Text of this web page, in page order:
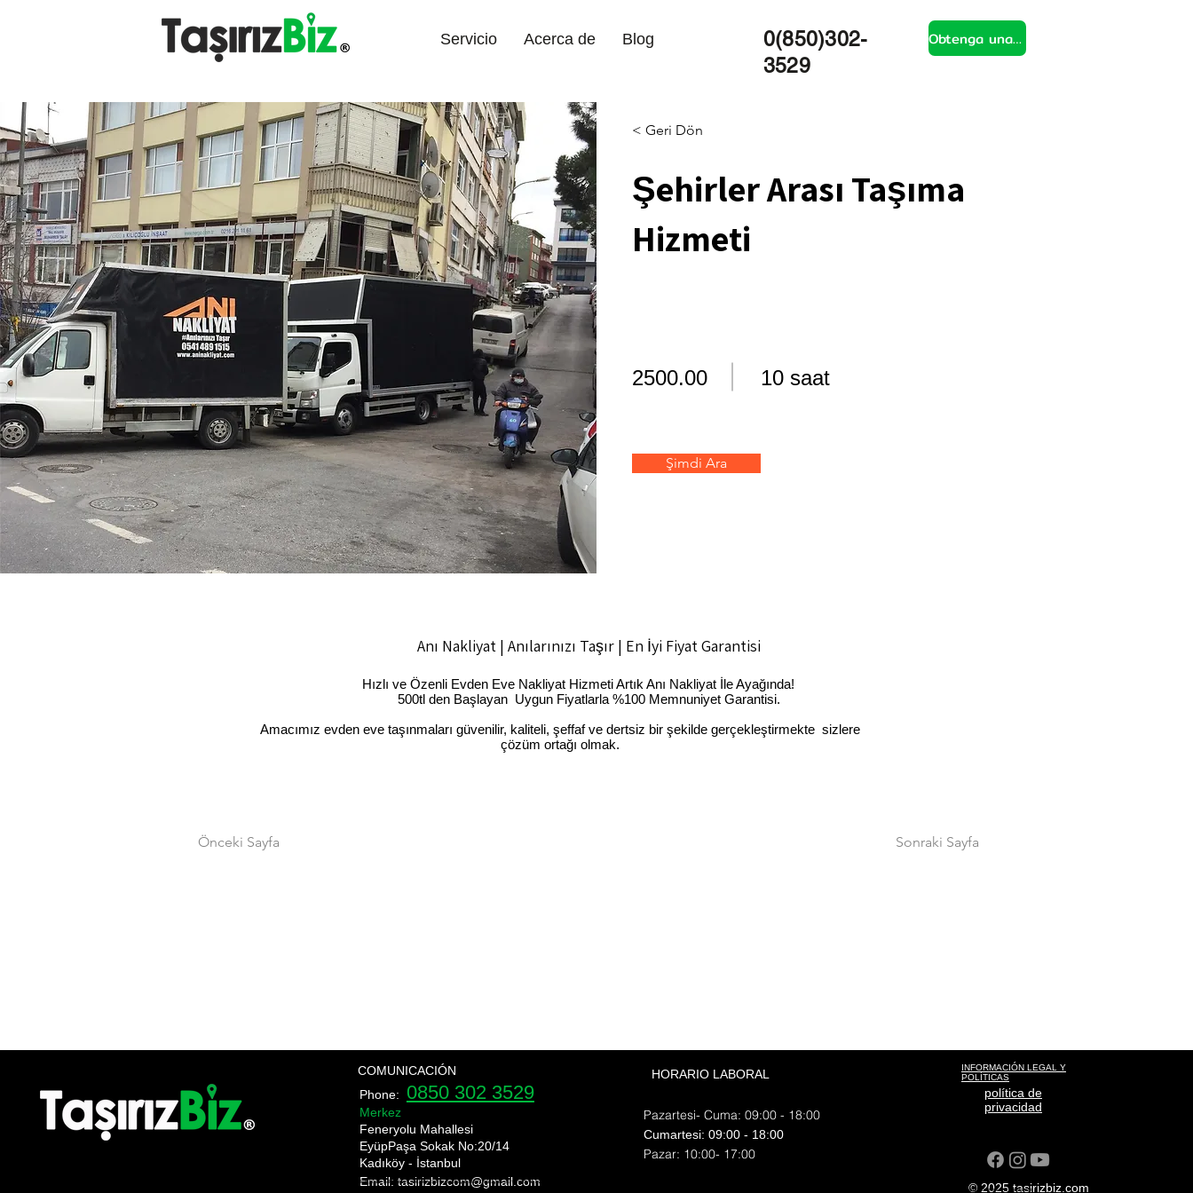
Servicio Acerca de Blog
0(850)302-
3529
Obtenga una cotización
< Geri Dön
Şehirler Arası Taşıma
Hizmeti
2500.00 10 saat
Şimdi Ara
Anı Nakliyat | Anılarınızı Taşır | En İyi Fiyat Garantisi
​ Hızlı ve Özenli Evden Eve Nakliyat Hizmeti Artık Anı Nakliyat İle Ayağında!
500tl den Başlayan Uygun Fiyatlarla %100 Memnuniyet Garantisi.
Amacımız evden eve taşınmaları güvenilir, kaliteli, şeffaf ve dertsiz bir şekilde gerçekleştirmekte sizlere
çözüm ortağı olmak.
Önceki Sayfa Sonraki Sayfa
COMUNICACIÓN
Phone: 0850 302 3529
Merkez
​Feneryolu Mahallesi
EyüpPaşa Sokak No:20/14
Kadıköy - İstanbul
Email: tasirizbizcom@gmail.com
HORARIO LABORAL
Pazartesi- Cuma: 09:00 - 18:00
​​Cumartesi: 09:00 - 18:00
​Pazar: 10:00- 17:00
INFORMACIÓN LEGAL Y
POLÍTICAS
política de
privacidad
© 2025 tasirizbiz.com
Pnakliyat fulya nakliyat şişli evden eve nakliyat ANI TAŞIMACILIK ani anı home anı kargo anı nakliyat anı shipping bomonti nakliyat bülent nakliyat ekim nakliyat ev taşıma evden eve nakliyat fiyat eve nakliyat fulya nakliye fulya nakliyeci gayretepe nakliyat gayrettepe nakliyat
gültepe makliye mecidiyeköy nakliyat mediciyeköy nakliye moving state nakliyat üsküdar nakliye firmaları esentepe ortaköy nakliyat üsküdar nakliye Şişli evden eve nakliyat şehir içi nakliye şehirler arası nakliyat şişli ev taşıma şişli nakliyat şişli nakliye nakliyat fulya nakliyat sisli house-to-home transport ANI TAŞIMACILIK sudden moment home moment cargo moment transportation